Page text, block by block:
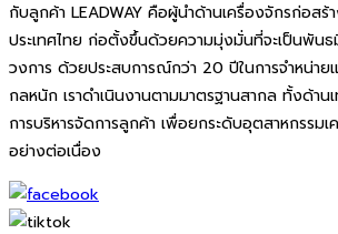
กับลูกค้า LEADWAY คือผู้นำด้านเครื่องจักรก่อสร้
ประเทศไทย ก่อตั้งขึ้นด้วยความมุ่งมั่นที่จะเป็นพันธ
วงการ ด้วยประสบการณ์กว่า 20 ปีในการจำหน่ายแ
กลหนัก เราดำเนินงานตามมาตรฐานสากล ทั้งด้าน
การบริหารจัดการลูกค้า เพื่อยกระดับอุตสาหกรรม
อย่างต่อเนื่อง